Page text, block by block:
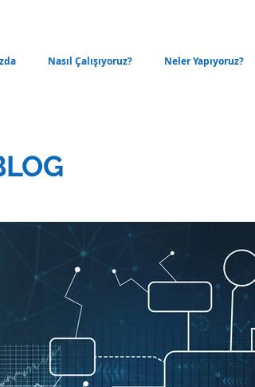
Nasıl Çalışıyoruz? Neler Yapıyoruz?